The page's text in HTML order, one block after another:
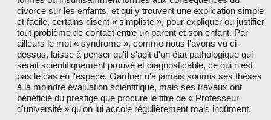
divorce sur les enfants, et qui y trouvent une explication simple
et facile, certains disent « simpliste », pour expliquer ou justifier
tout problème de contact entre un parent et son enfant. Par
ailleurs le mot « syndrome », comme nous l'avons vu ci-
dessus, laisse à penser qu'il s'agit d'un état pathologique qui
serait scientifiquement prouvé et diagnosticable, ce qui n'est
pas le cas en l'espèce. Gardner n'a jamais soumis ses thèses
à la moindre évaluation scientifique, mais ses travaux ont
bénéficié du prestige que procure le titre de « Professeur
d'université » qu'on lui accole régulièrement mais indûment.